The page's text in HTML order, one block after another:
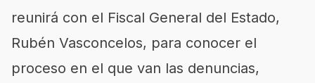
reunirá con el Fiscal General del Estado,
Rubén Vasconcelos, para conocer el
proceso en el que van las denuncias,